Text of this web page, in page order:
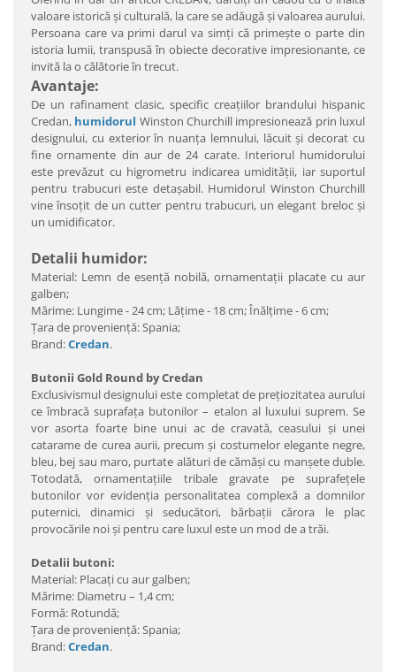
valoare istorică şi culturală, la care se adăugă şi valoarea aurului.
Persoana care va primi darul va simţi că primeşte o parte din
istoria lumii, transpusă în obiecte decorative impresionante, ce
invită la o călătorie în trecut.
Avantaje:
De un rafinament clasic, specific creaţiilor brandului hispanic
Credan, humidorul Winston Churchill impresionează prin luxul
designului, cu exterior în nuanţa lemnului, lăcuit şi decorat cu
fine ornamente din aur de 24 carate. Interiorul humidorului
este prevăzut cu higrometru indicarea umidităţii, iar suportul
pentru trabucuri este detaşabil. Humidorul Winston Churchill
vine însoţit de un cutter pentru trabucuri, un elegant breloc şi
un umidificator.
Detalii humidor:
Material: Lemn de esenţă nobilă, ornamentaţii placate cu aur
galben;
Mărime: Lungime - 24 cm; Lăţime - 18 cm; Înălţime - 6 cm;
Ţara de provenienţă: Spania;
Brand:Credan.
Butonii Gold Round by Credan
Exclusivismul designului este completat de preţiozitatea aurului
ce îmbracă suprafaţa butonilor – etalon al luxului suprem. Se
vor asorta foarte bine unui ac de cravată, ceasului şi unei
catarame de curea aurii, precum şi costumelor elegante negre,
bleu, bej sau maro, purtate alături de cămăşi cu manşete duble.
Totodată, ornamentaţiile tribale gravate pe suprafeţele
butonilor vor evidenţia personalitatea complexă a domnilor
puternici, dinamici şi seducători, bărbaţii cărora le plac
provocările noi şi pentru care luxul este un mod de a trăi.
Detalii butoni:
Material: Placaţi cu aur galben;
Mărime: Diametru – 1,4 cm;
Formă: Rotundă;
Ţara de provenienţă: Spania;
Brand:Credan.